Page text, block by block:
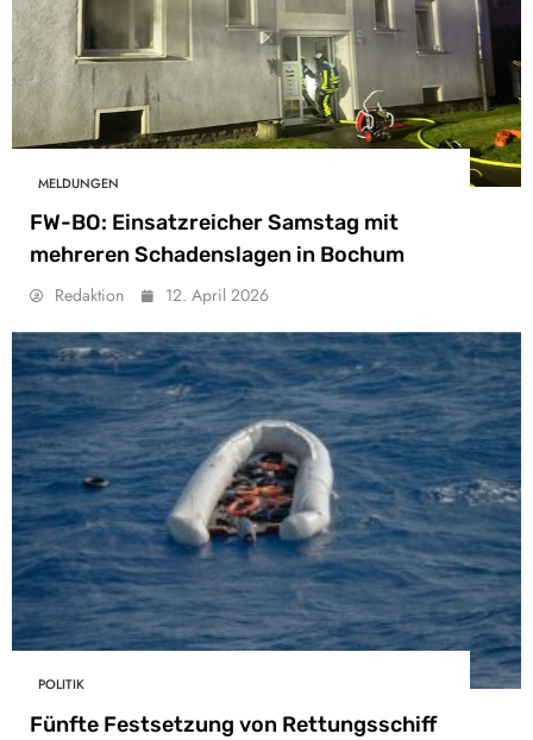
MELDUNGEN
FW-BO: Einsatzreicher Samstag mit
mehreren Schadenslagen in Bochum
Redaktion 12. April 2026
POLITIK
Fünfte Festsetzung von Rettungsschiff